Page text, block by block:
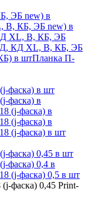
ЭБ new) в
В, КБ, ЭБ new) в
XL, В, КБ, ЭБ
КД XL, В, КБ, ЭБ
в штПланка П-
фаска) в шт
фаска) в
(j-фаска) в
(j-фаска) в
(j-фаска) в шт
фаска) 0,45 в шт
фаска) 0,4 в
(j-фаска) 0,5 в шт
фаска) 0,45 Print-